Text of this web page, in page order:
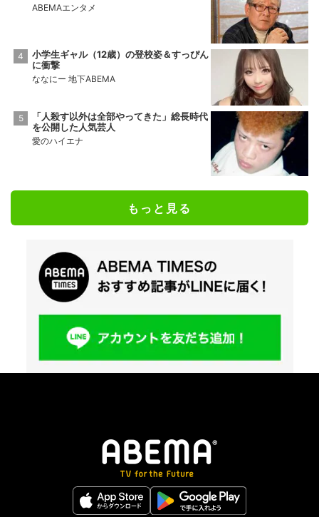
ABEMAエンタメ
小学生ギャル（12歳）の登校姿＆すっぴん
に衝撃
ななにー 地下ABEMA
「人殺す以外は全部やってきた」総長時代
を公開した人気芸人
愛のハイエナ
もっと見る